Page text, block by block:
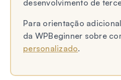
desenvolvimento de
Para orientação
da WPBeginner sobre
personalizado.